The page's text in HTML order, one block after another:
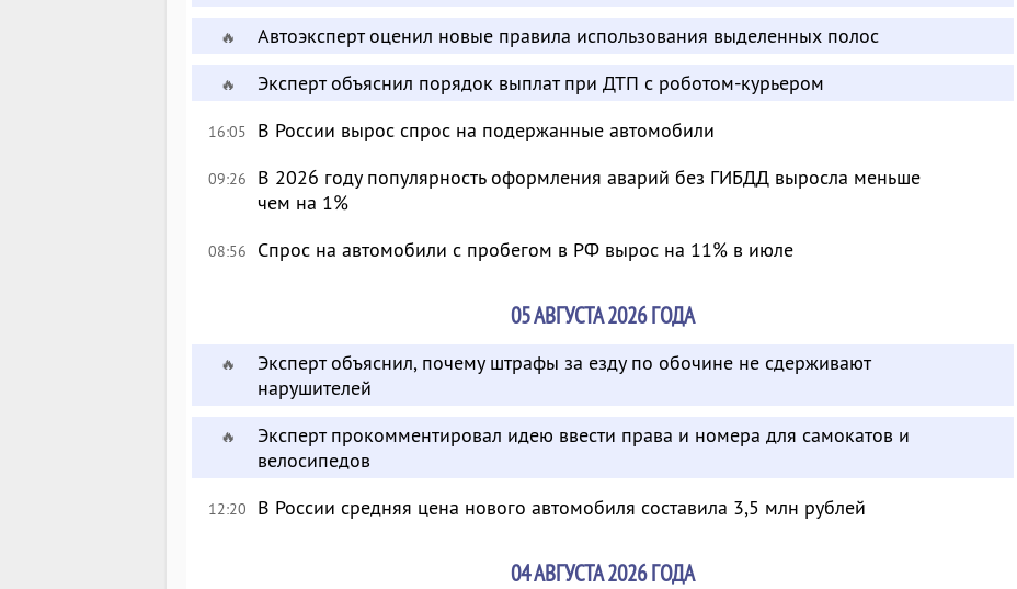
🔥 Автоэксперт оценил новые правила использования выделенных полос
🔥 Эксперт объяснил порядок выплат при ДТП с роботом-курьером
16:05 В России вырос спрос на подержанные автомобили
09:26
В 2026 году популярность оформления аварий без ГИБДД выросла меньше
чем на 1%
08:56 Спрос на автомобили с пробегом в РФ вырос на 11% в июле
05 АВГУСТА 2026 ГОДА
🔥
Эксперт объяснил, почему штрафы за езду по обочине не сдерживают
нарушителей
🔥
Эксперт прокомментировал идею ввести права и номера для самокатов и
велосипедов
12:20 В России средняя цена нового автомобиля составила 3,5 млн рублей
04 АВГУСТА 2026 ГОДА